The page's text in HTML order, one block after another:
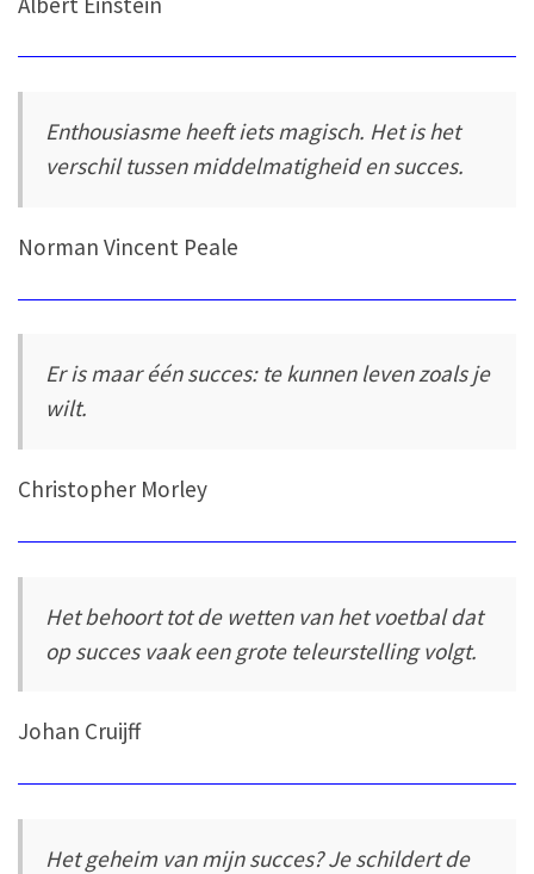
Enthousiasme heeft iets magisch. Het is het
verschil tussen middelmatigheid en succes.
Norman Vincent Peale
Er is maar één succes: te kunnen leven zoals je
wilt.
Christopher Morley
Het behoort tot de wetten van het voetbal dat
op succes vaak een grote teleurstelling volgt.
Johan Cruijff
Het geheim van mijn succes? Je schildert de